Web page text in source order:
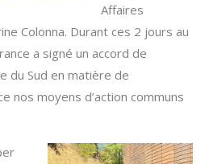
Affaires
Colonna. Durant ces 2 jours au
a signé un accord de
du Sud en matière de
nos moyens d’action communs